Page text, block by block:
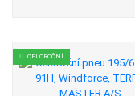
CELOROČNÍ